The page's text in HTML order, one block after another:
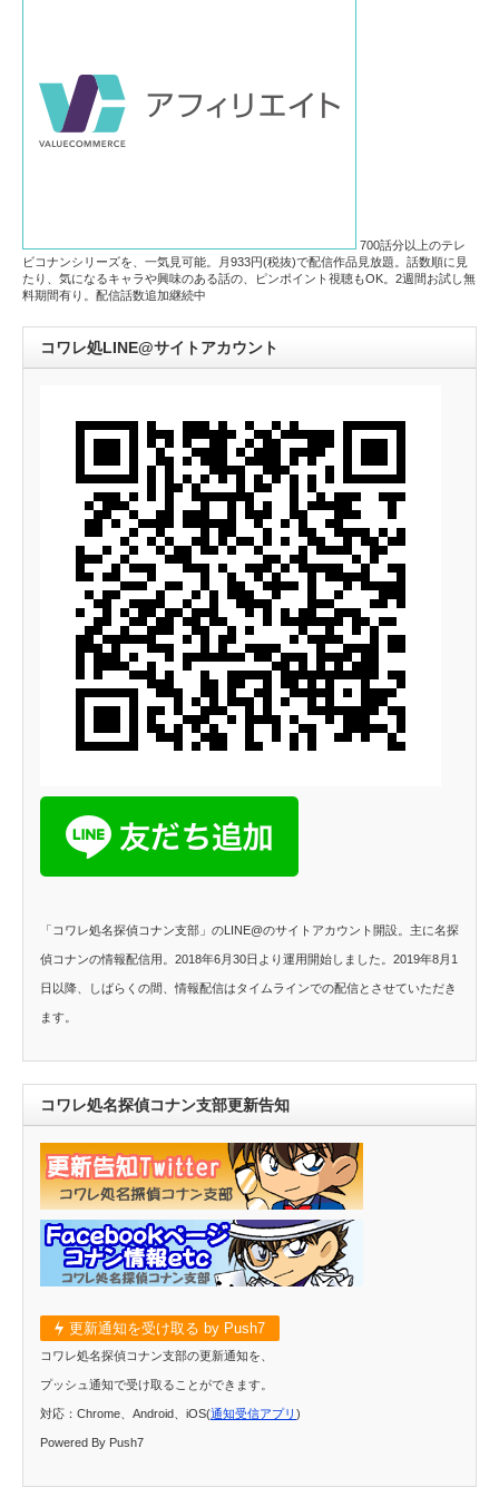
700話分以上のテレ
ビコナンシリーズを、一気見可能。月933円(税抜)で配信作品見放題。話数順に見
たり、気になるキャラや興味のある話の、ピンポイント視聴もOK。2週間お試し無
料期間有り。配信話数追加継続中
コワレ処LINE@サイトアカウント
「コワレ処名探偵コナン支部」のLINE@のサイトアカウント開設。主に名探
偵コナンの情報配信用。2018年6月30日より運用開始しました。2019年8月1
日以降、しばらくの間、情報配信はタイムラインでの配信とさせていただき
ます。
コワレ処名探偵コナン支部更新告知
更新通知を受け取る by Push7
コワレ処名探偵コナン支部の更新通知を、
プッシュ通知で受け取ることができます。
対応：Chrome、Android、iOS(通知受信アプリ )
Powered By Push7